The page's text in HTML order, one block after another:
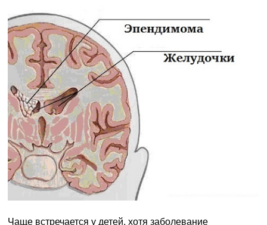
Чаще встречается у детей, хотя заболевание